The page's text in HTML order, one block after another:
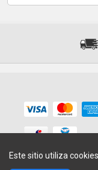
Este sitio utiliza